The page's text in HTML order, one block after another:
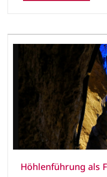
Höhlenführung als